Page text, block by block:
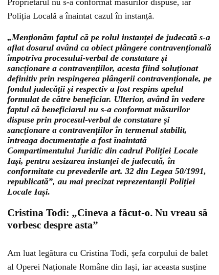
Proprietarul nu s-a conformat măsurilor dispuse, iar
Poliția Locală a înaintat cazul în instanță.
„Menționăm faptul că pe rolul instanței de judecată s-a
aflat dosarul având ca obiect plângere contravențională
împotriva procesului-verbal de constatare și
sancționare a contravențiilor, acesta fiind soluționat
definitiv prin respingerea plângerii contravenționale, pe
fondul judecății și respectiv a fost respins apelul
formulat de către beneficiar. Ulterior, având în vedere
faptul că beneficiarul nu s-a conformat măsurilor
dispuse prin procesul-verbal de constatare și
sancționare a contravențiilor în termenul stabilit,
întreaga documentație a fost înaintată
Compartimentului Juridic din cadrul Poliției Locale
Iași, pentru sesizarea instanței de judecată, în
conformitate cu prevederile art. 32 din Legea 50/1991,
republicată”, au mai precizat reprezentanții Poliției
Locale Iași.
Cristina Todi: „Cineva a făcut-o. Nu vreau să
vorbesc despre asta”
Am luat legătura cu Cristina Todi, șefa corpului de balet
al Operei Naționale Române din Iași, iar aceasta susține